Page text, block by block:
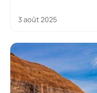
3 août 2025